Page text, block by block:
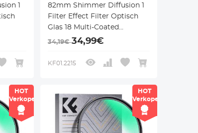
1
82mm Shimmer Diffusion 1
Filter Effect Filter Optisch
Glas 18 Multi-Coated
Glimmer Glas Effect Filter
Klear Serie
34,19€34,99€
KF01.2215
HOT
Verkoper
HOT
Verkoper